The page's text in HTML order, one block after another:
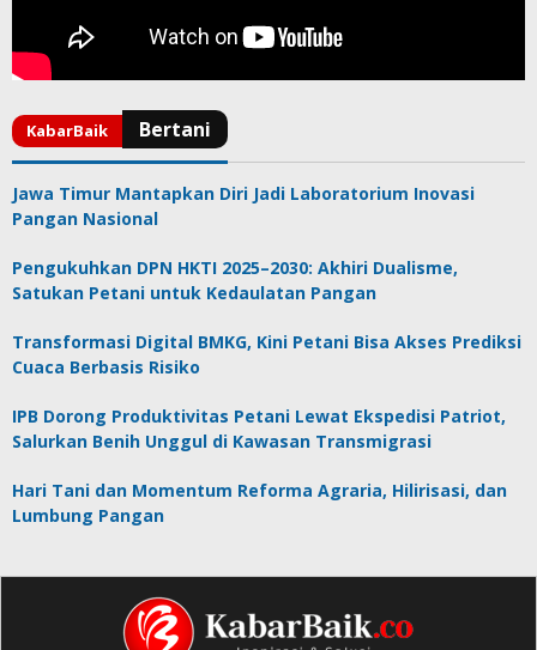
Jawa Timur Mantapkan Diri Jadi Laboratorium Inovasi
Pangan Nasional
Pengukuhkan DPN HKTI 2025–2030: Akhiri Dualisme,
Satukan Petani untuk Kedaulatan Pangan
Transformasi Digital BMKG, Kini Petani Bisa Akses Prediksi
Cuaca Berbasis Risiko
IPB Dorong Produktivitas Petani Lewat Ekspedisi Patriot,
Salurkan Benih Unggul di Kawasan Transmigrasi
Hari Tani dan Momentum Reforma Agraria, Hilirisasi, dan
Lumbung Pangan